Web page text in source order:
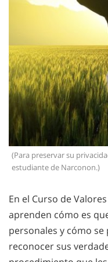
(Para preservar su
estudiante de Narconon.)
En el Curso de
aprenden cómo es
personales y cómo
reconocer sus